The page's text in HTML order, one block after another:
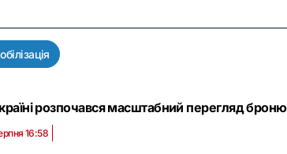
розпочався масштабний перегляд
16:58